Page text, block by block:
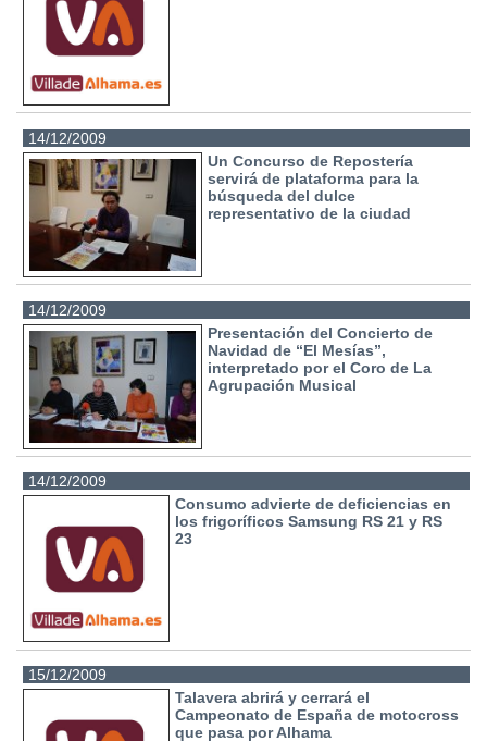
14/12/2009
Un Concurso de Repostería
servirá de plataforma para la
búsqueda del dulce
representativo de la ciudad
14/12/2009
Presentación del Concierto de
Navidad de “El Mesías”,
interpretado por el Coro de La
Agrupación Musical
14/12/2009
Consumo advierte de deficiencias en
los frigoríficos Samsung RS 21 y RS
23
15/12/2009
Talavera abrirá y cerrará el
Campeonato de España de motocross
que pasa por Alhama